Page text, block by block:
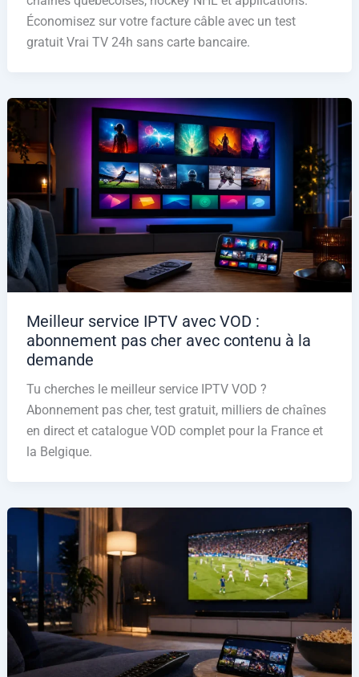
Économisez sur votre facture câble avec un test
gratuit Vrai TV 24h sans carte bancaire.
Meilleur service IPTV avec VOD :
abonnement pas cher avec contenu à la
demande
Tu cherches le meilleur service IPTV VOD ?
Abonnement pas cher, test gratuit, milliers de chaînes
en direct et catalogue VOD complet pour la France et
la Belgique.